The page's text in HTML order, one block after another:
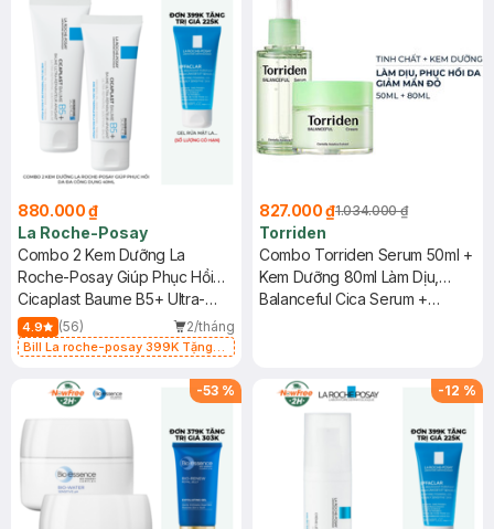
880.000 ₫
La Roche-Posay
Combo 2 Kem Dưỡng La
Roche-Posay Giúp Phục Hồi
Da Đa Công Dụng 40ml
Cicaplast Baume B5+ Ultra-
Repairing Soothing Balm
4.9 (56) 2/tháng
Bill La roche-posay 399K Tặng
(SL có hạn)
827.000 ₫1.034.000 ₫
Torriden
Combo Torriden Serum 50ml +
Kem Dưỡng 80ml Làm Dịu,
Phục Hồi Da
Balanceful Cica Serum +
-53 % -12 %